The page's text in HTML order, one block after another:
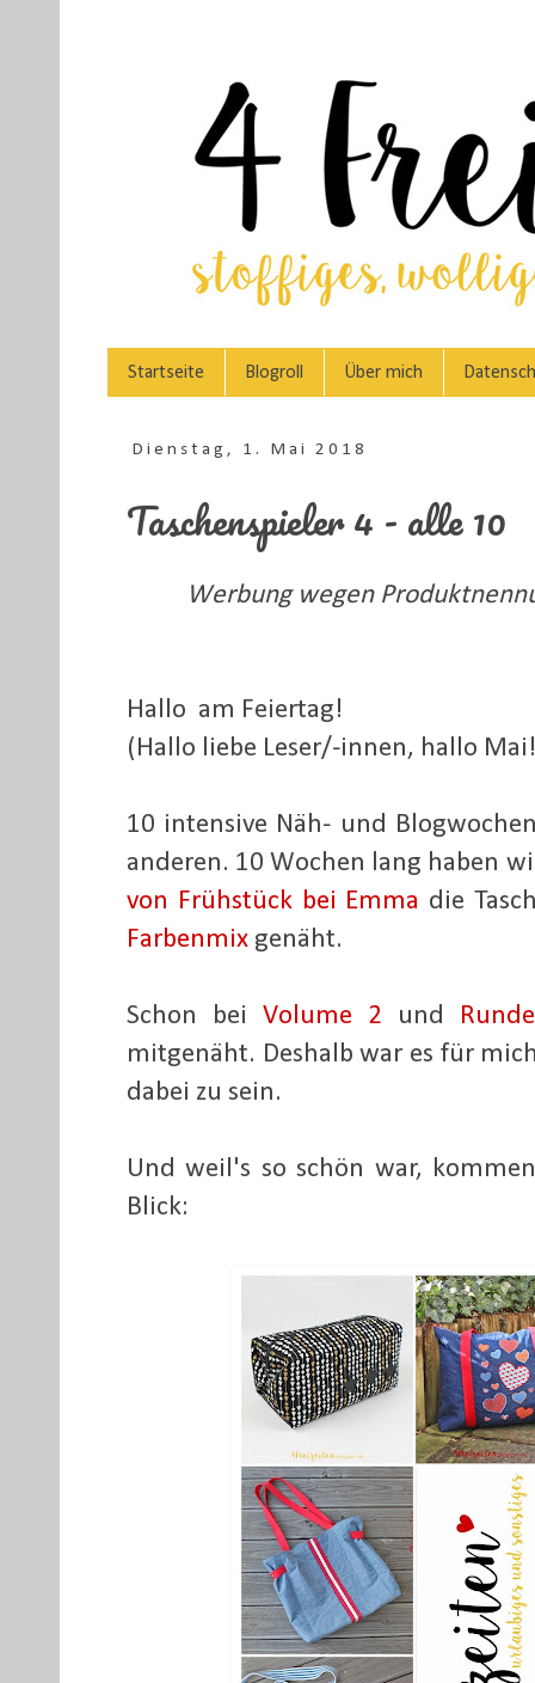
Startseite Blogroll Über mich
Dienstag, 1. Mai 2018
Taschenspieler 4 - alle 10
Werbung wegen
Hallo am Feiertag!
(Hallo liebe Leser/-innen, hallo
10 intensive Näh- und
anderen. 10 Wochen lang haben
von Frühstück bei Emma die
Farbenmix genäht.
Schon beiVolume 2 und
mitgenäht. Deshalb war es für
dabei zu sein.
Und weil's so schön war,
Blick: